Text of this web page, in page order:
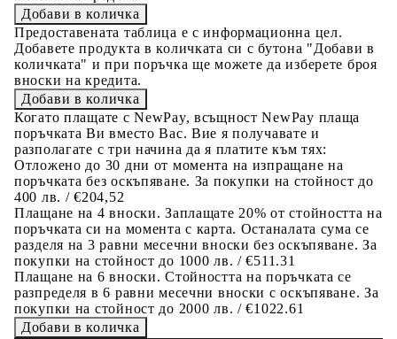
Предоставената таблица е с информационна цел.
Добавете продукта в количката си с бутона "Добави в
количката" и при поръчка ще можете да изберете броя
вноски на кредита.
Когато плащате с NewPay, всъщност NewPay плаща
поръчката Ви вместо Вас. Вие я получавате и
разполагате с три начина да я платите към тях:
Отложено до 30 дни от момента на изпращане на
поръчката без оскъпяване. За покупки на стойност до
400 лв. / €204,52
Плащане на 4 вноски. Заплащате 20% от стойността на
поръчката си на момента с карта. Останалата сума се
разделя на 3 равни месечни вноски без оскъпяване. За
покупки на стойност до 1000 лв. / €511.31
Плащане на 6 вноски. Стойността на поръчката се
разпределя в 6 равни месечни вноски с оскъпяване. За
покупки на стойност до 2000 лв. / €1022.61